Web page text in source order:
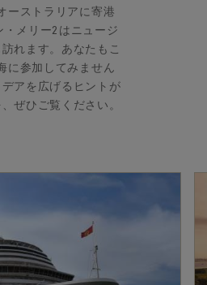
ーストラリアに寄港
・メリー2はニュージ
れます。あなたもこ
に参加してみません
アを広げるヒントが
ぜひご覧ください。